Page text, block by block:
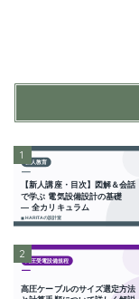
1
2